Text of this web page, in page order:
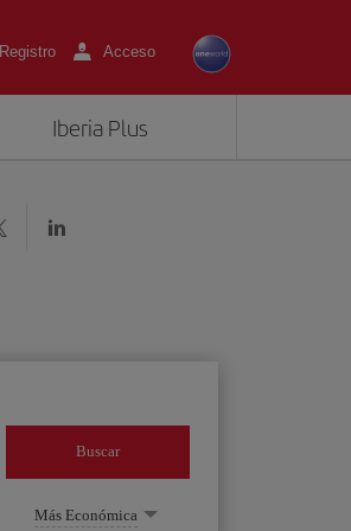
Registro Acceso
Iberia Plus
Buscar
Más Económica